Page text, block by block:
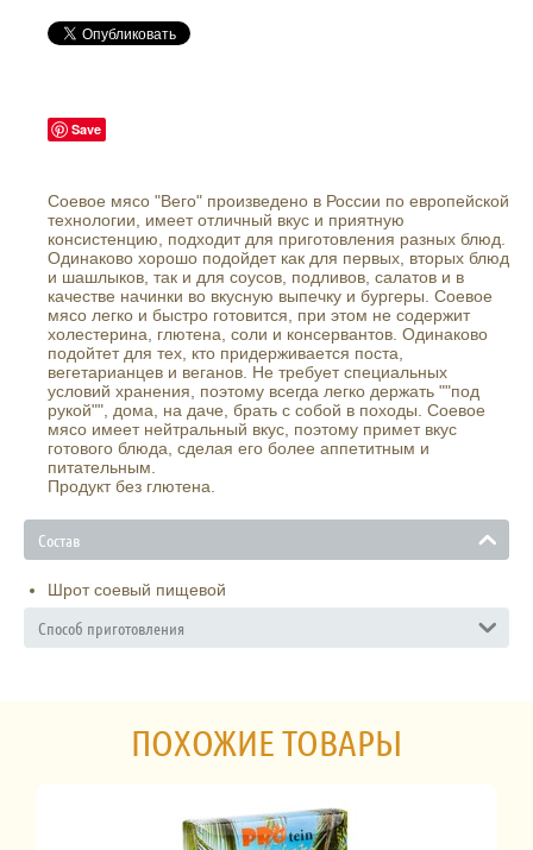
Save
Соевое мясо "Вего" произведено в России по европейской
технологии, имеет отличный вкус и приятную
консистенцию, подходит для приготовления разных блюд.
Одинаково хорошо подойдет как для первых, вторых блюд
и шашлыков, так и для соусов, подливов, салатов и в
качестве начинки во вкусную выпечку и бургеры. Соевое
мясо легко и быстро готовится, при этом не содержит
холестерина, глютена, соли и консервантов. Одинаково
подойтет для тех, кто придерживается поста,
вегетарианцев и веганов. Не требует специальных
условий хранения, поэтому всегда легко держать ""под
рукой"", дома, на даче, брать с собой в походы. Соевое
мясо имеет нейтральный вкус, поэтому примет вкус
готового блюда, сделая его более аппетитным и
питательным.
Продукт без глютена.
Состав
Шрот соевый пищевой
Способ приготовления
ПОХОЖИЕ ТОВАРЫ